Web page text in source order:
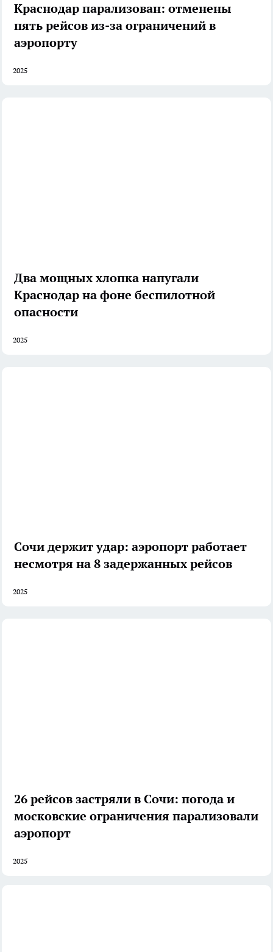
Краснодар парализован: отменены
пять рейсов из-за ограничений в
аэропорту
2025
Два мощных хлопка напугали
Краснодар на фоне беспилотной
опасности
2025
Сочи держит удар: аэропорт работает
несмотря на 8 задержанных рейсов
2025
26 рейсов застряли в Сочи: погода и
московские ограничения парализовали
аэропорт
2025